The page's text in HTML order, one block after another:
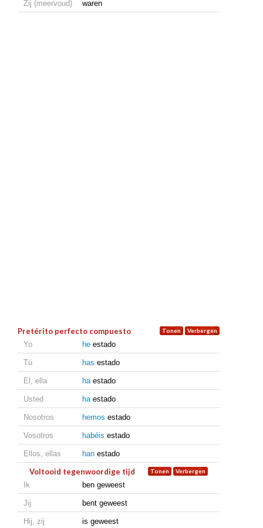
Zij (meervoud) waren
Pretérito perfecto compuesto
Yo he estado
Tú has estado
El, ella haestado
Usted haestado
Nosotros hemos estado
Vosotros habéis estado
Ellos, ellas han estado
Voltooid tegenwoordige tijd
Ik ben geweest
Jij bent geweest
Hij, zij is geweest